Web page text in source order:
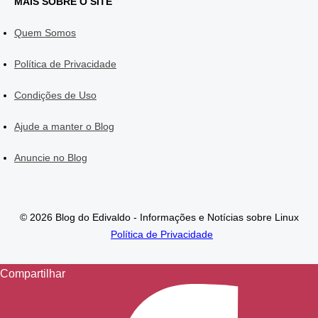
Quem Somos
Política de Privacidade
Condições de Uso
Ajude a manter o Blog
Anuncie no Blog
© 2026 Blog do Edivaldo - Informações e Notícias sobre Linux
Política de Privacidade
Compartilhar